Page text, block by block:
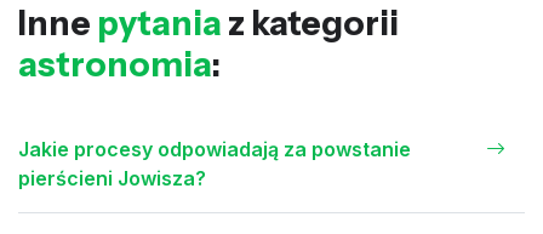
Inne pytania z kategorii
astronomia:
Jakie procesy odpowiadają za powstanie
pierścieni Jowisza?